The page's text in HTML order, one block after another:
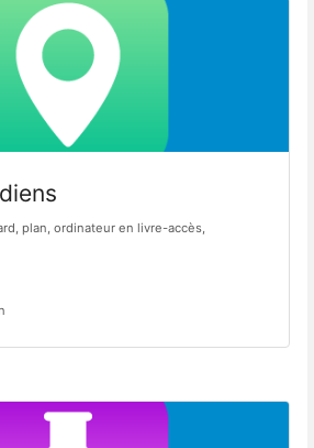
plan, ordinateur en livre-accès,